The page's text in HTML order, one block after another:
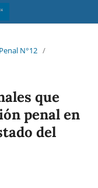
N°12 /
que
penal en
del